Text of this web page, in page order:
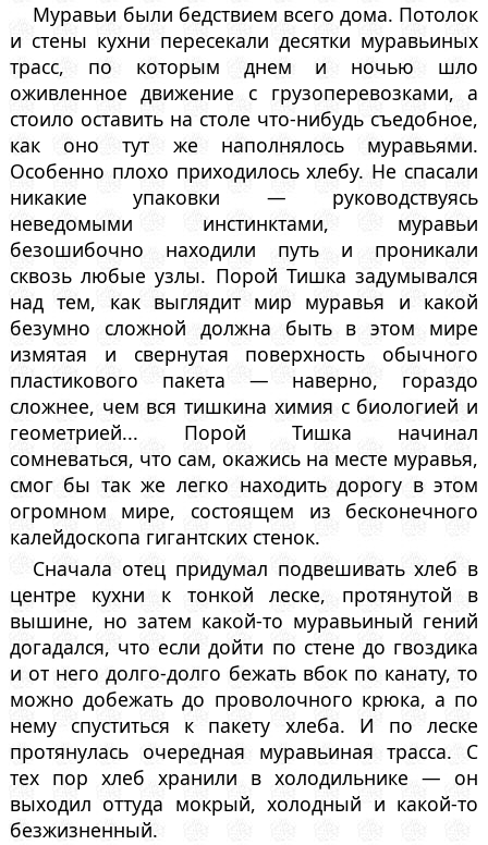
Муравьи были бедствием всего дома. Потолок
и стены кухни пересекали десятки муравьиных
трасс, по которым днем и ночью шло
оживленное движение с грузоперевозками, а
стоило оставить на столе что-нибудь съедобное,
как оно тут же наполнялось муравьями.
Особенно плохо приходилось хлебу. Не спасали
никакие упаковки — руководствуясь
неведомыми инстинктами, муравьи
безошибочно находили путь и проникали
сквозь любые узлы. Порой Тишка задумывался
над тем, как выглядит мир муравья и какой
безумно сложной должна быть в этом мире
измятая и свернутая поверхность обычного
пластикового пакета — наверно, гораздо
сложнее, чем вся тишкина химия с биологией и
геометрией... Порой Тишка начинал
сомневаться, что сам, окажись на месте муравья,
смог бы так же легко находить дорогу в этом
огромном мире, состоящем из бесконечного
калейдоскопа гигантских стенок.
Сначала отец придумал подвешивать хлеб в
центре кухни к тонкой леске, протянутой в
вышине, но затем какой-то муравьиный гений
догадался, что если дойти по стене до гвоздика
и от него долго-долго бежать вбок по канату, то
можно добежать до проволочного крюка, а по
нему спуститься к пакету хлеба. И по леске
протянулась очередная муравьиная трасса. С
тех пор хлеб хранили в холодильнике — он
выходил оттуда мокрый, холодный и какой-то
безжизненный.